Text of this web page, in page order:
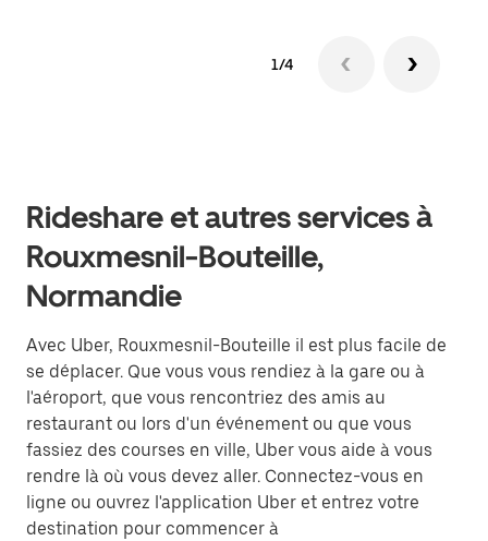
1/4
Rideshare et autres services à
Rouxmesnil-Bouteille,
Normandie
Avec Uber, Rouxmesnil-Bouteille il est plus facile de
se déplacer. Que vous vous rendiez à la gare ou à
l'aéroport, que vous rencontriez des amis au
restaurant ou lors d'un événement ou que vous
fassiez des courses en ville, Uber vous aide à vous
rendre là où vous devez aller. Connectez-vous en
ligne ou ouvrez l'application Uber et entrez votre
destination pour commencer à